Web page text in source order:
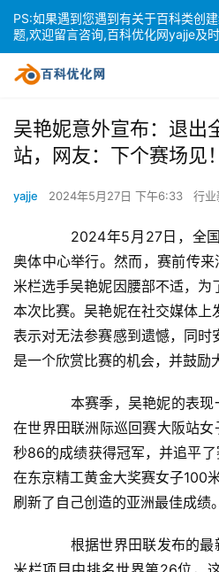
吴艳妮意外宣布：退出
站，网友：下个赛场见！
yajje 2024年5月27日 下午6:33 行业
2024年5月27日，全国
奥体中心举行。然而，赛前传
米栏选手吴艳妮因腰部不适，为
本次比赛。吴艳妮在社交媒体上
表示对无法参赛感到遗憾，同时
是一个欣赏比赛的机会，并鼓励
本赛季，吴艳妮的表现
在世界田联洲际巡回赛大阪站
秒86的成绩获得冠军，并追平
在东京精工黄金大奖赛女子100
刷新了自己创造的亚洲最佳成绩。
根据世界田联发布的最
PS:如果遇到您遇到有关于百科类创
题,欢迎留言咨询,百科优化网yajje及